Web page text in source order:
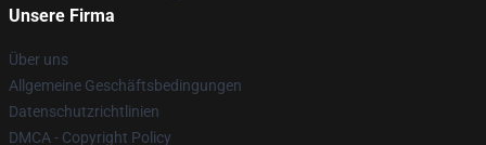
Unsere Firma
Über uns
Allgemeine Geschäftsbedingungen
Datenschutzrichtlinien
DMCA - Copyright Policy